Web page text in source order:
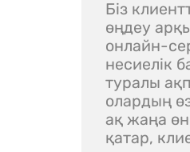
Біз
өңдеу
онлайн-
несиелік
туралы
олардың
ақ жаңа
қатар,